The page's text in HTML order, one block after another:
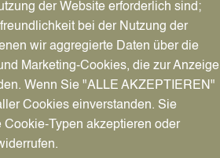
der Website erforderlich sind;
bei der Nutzung der
wir aggregierte Daten über die
Marketing-Cookies, die zur Anzeige
Wenn Sie "ALLE AKZEPTIEREN"
Cookies einverstanden. Sie
Typen akzeptieren oder